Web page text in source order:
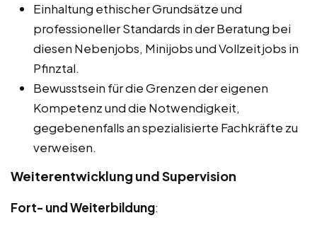
Einhaltung ethischer Grundsätze und
professioneller Standards in der Beratung bei
diesen Nebenjobs, Minijobs und Vollzeitjobs in
Pfinztal.
Bewusstsein für die Grenzen der eigenen
Kompetenz und die Notwendigkeit,
gegebenenfalls an spezialisierte Fachkräfte zu
verweisen.
Weiterentwicklung und Supervision
Fort- und Weiterbildung: